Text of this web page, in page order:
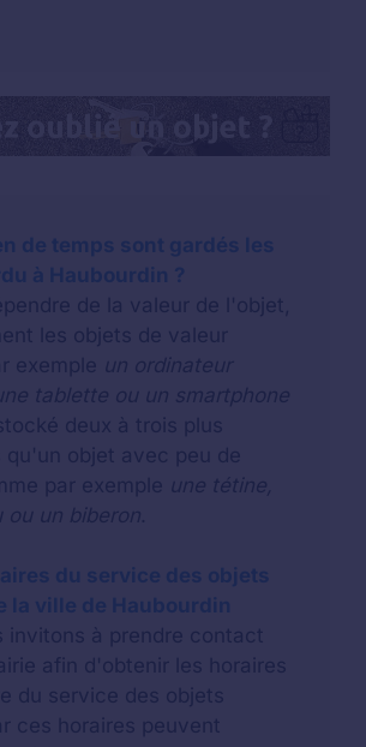
de temps sont gardés les
à Haubourdin ?
de la valeur de l'objet,
les objets de valeur
exemple un ordinateur
tablette ou un smartphone
deux à trois plus
qu'un objet avec peu de
par exemple une tétine,
ou un biberon.
du service des objets
la ville de Haubourdin
invitons à prendre contact
afin d'obtenir les horaires
du service des objets
ces horaires peuvent